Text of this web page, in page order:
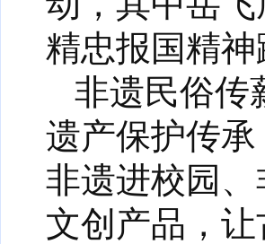
精忠报国精
非遗民俗传
遗产保护传
非遗进校园
文创产品，